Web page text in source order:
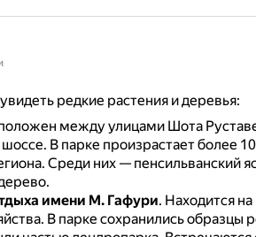
редкие растения и деревья:
между улицами Шота
В парке произрастает более
Среди них — пенсильванский
имени М. Гафури. Находится
В парке сохранились образцы